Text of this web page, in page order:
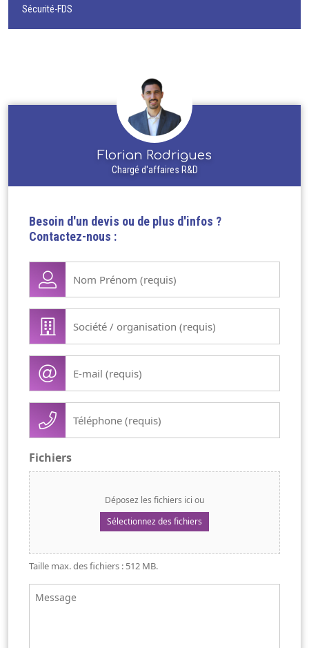
Sécurité-FDS
Florian Rodrigues
Chargé d'affaires R&D
Besoin d'un devis ou de plus d'infos ?
Contactez-nous :
Nom
Prénom
Société
organisation
(Nécessaire)
mail
Téléphone
(Nécessaire)
Fichiers
Déposez les fichiers ici ou
Sélectionnez des fichiers
Taille max. des fichiers : 512 MB.
Message